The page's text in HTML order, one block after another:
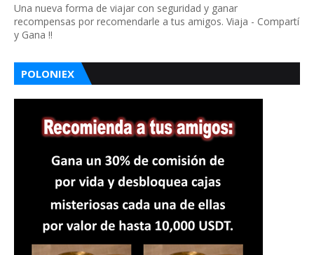
Una nueva forma de viajar con seguridad y ganar
recompensas por recomendarle a tus amigos. Viaja - Compartí
y Gana !!
POLONIEX